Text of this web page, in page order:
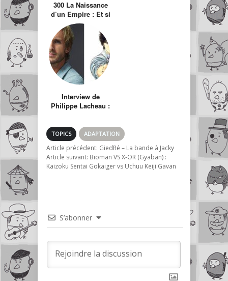
300 La Naissance
d’un Empire : Et si
NRJ 12 se lançait
dans la production
de fan fiction ?
Interview de
Philippe Lacheau :
l’adaptation ciné
de Nicky Larson
TOPICS ADAPTATION
Article précédent: GiedRé – La bande à Jacky
Article suivant: Bioman VS X-OR (Gyaban) :
Kaizoku Sentai Gokaiger vs Uchuu Keiji Gavan
S’abonner